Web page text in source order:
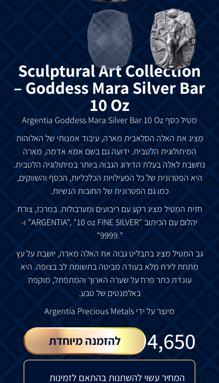
‏Sculptural Art Collection
– Goddess Mara Silver Bar
10 Oz
מטילכסף
מציג את האלה הסלאבית מארה,עיבוד אמנותי של האלוהות
המיתולוגית הלטבית. ידועה גם בשם אמא אדמה, מארה
נחשבתלאלה בעלת הדירוג הגבוה ביותרבמיתולוגיה הלטבית.
היא הפטרונית שלכל הפעילויות הכלכליות, הכסף והשווקים,
כמו גם הפטרונית של החובות הנשיות.
חזית המטיל מציגרקעעם ריבועים ומערבולות.במרכז,צורת
יהלום עם הכיתוב "ARGENTIA", "10 oz FINE SILVER" ו-
".9999"
גב המטיל מציגבתבליט גבוה את האלה מארה, יושבתעלעץ
מתחתלירח מלאבעודה מביטה בתשומתלב בצופה. היא
עונדתכתר פרח על שערה הארוך והמתפתל, מוקפת
באלמנטים של טבע.
מיוצרעל ידי
4,650
₪ להזמנה מיוחדת
המחיר עשוי להשתנות בהתאם לזמינות